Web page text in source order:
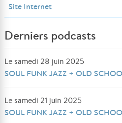
Site Internet
Derniers podcasts
Le samedi 28 juin 2025
SOUL FUNK JAZZ + OLD
Le samedi 21 juin 2025
SOUL FUNK JAZZ + OLD